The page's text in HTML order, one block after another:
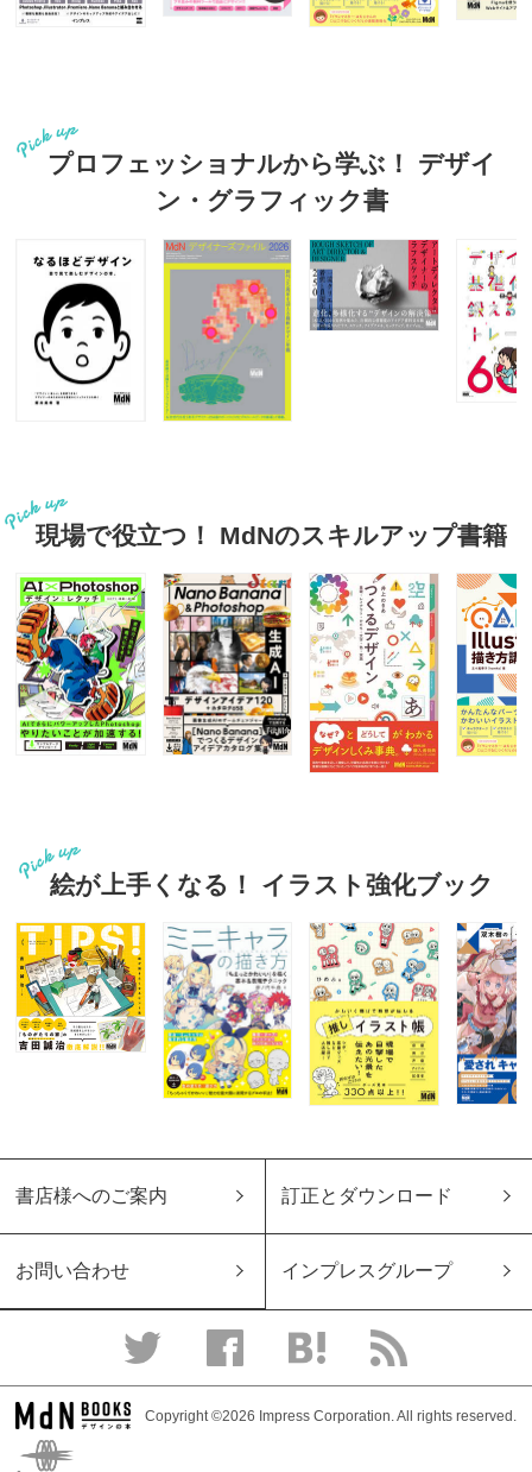
プロフェッショナルから学ぶ！ デザイ
ン・グラフィック書
現場で役立つ！ MdNのスキルアップ書籍
絵が上手くなる！ イラスト強化ブック
書店様へのご案内 訂正とダウンロード
お問い合わせ インプレスグループ
Copyright ©2026 Impress Corporation. All rights reserved.